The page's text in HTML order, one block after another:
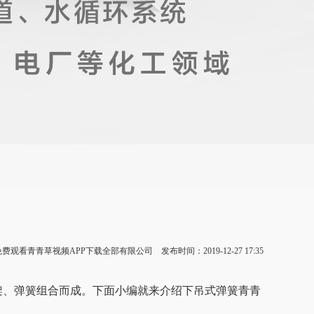
费观看青青草视频APP下载全部有限公司 发布时间：2019-12-27 17:35
簧组合而成。下面小编就来介绍下吊式弹簧青青